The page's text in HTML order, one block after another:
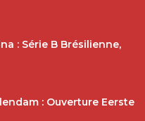
: Série B Brésilienne,
: Ouverture Eerste